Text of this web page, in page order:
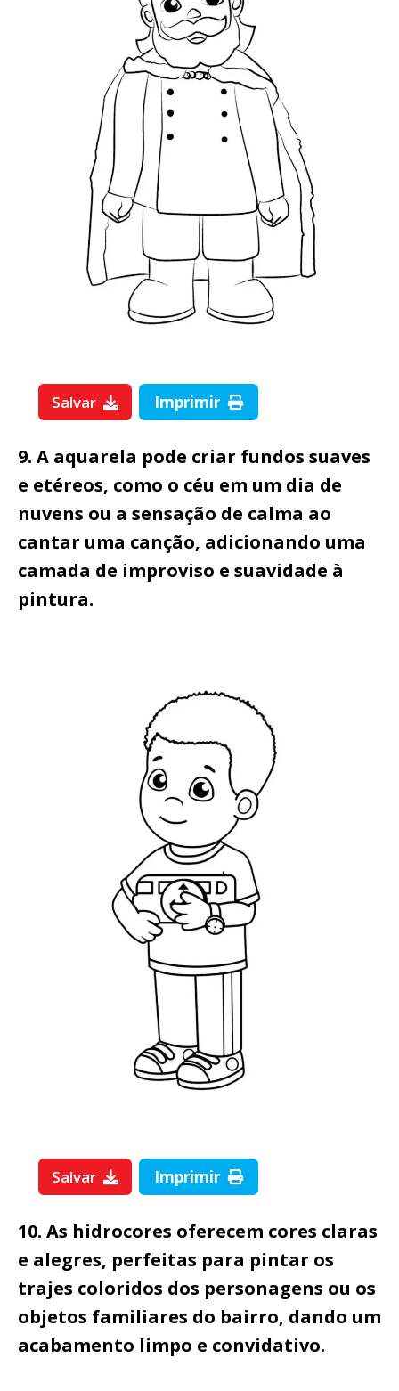
Salvar Imprimir
9. A aquarela pode criar fundos suaves
e etéreos, como o céu em um dia de
nuvens ou a sensação de calma ao
cantar uma canção, adicionando uma
camada de improviso e suavidade à
pintura.
Salvar Imprimir
10. As hidrocores oferecem cores claras
e alegres, perfeitas para pintar os
trajes coloridos dos personagens ou os
objetos familiares do bairro, dando um
acabamento limpo e convidativo.